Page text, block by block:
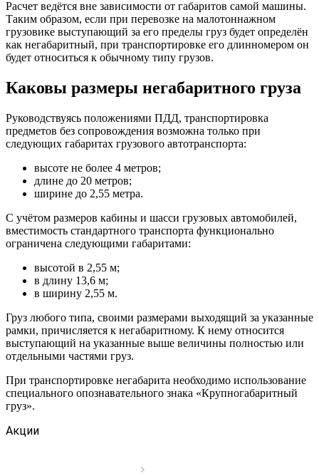
Расчет ведётся вне зависимости от габаритов самой машины.
Таким образом, если при перевозке на малотоннажном
грузовике выступающий за его пределы груз будет определён
как негабаритный, при транспортировке его длинномером он
будет относиться к обычному типу грузов.
Каковы размеры негабаритного груза
Руководствуясь положениями ПДД, транспортировка
предметов без сопровождения возможна только при
следующих габаритах грузового автотранспорта:
высоте не более 4 метров;
длине до 20 метров;
ширине до 2,55 метра.
С учётом размеров кабины и шасси грузовых автомобилей,
вместимость стандартного транспорта функционально
ограничена следующими габаритами:
высотой в 2,55 м;
в длину 13,6 м;
в ширину 2,55 м.
Груз любого типа, своими размерами выходящий за указанные
рамки, причисляется к негабаритному. К нему относится
выступающий на указанные выше величины полностью или
отдельными частями груз.
При транспортировке негабарита необходимо использование
специального опознавательного знака «Крупногабаритный
груз».
Акции